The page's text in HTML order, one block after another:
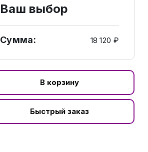
Ваш выбор
Сумма: 18 120 ₽
В корзину
Быстрый заказ